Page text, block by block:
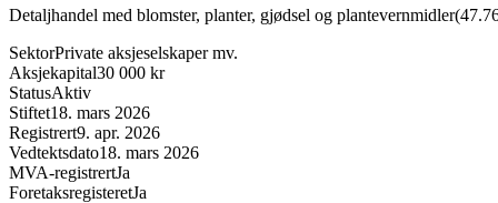
Detaljhandel med blomster, planter, gjødsel og plantevernmidler(
SektorPrivate aksjeselskaper mv.
Aksjekapital30 000 kr
StatusAktiv
Stiftet18. mars 2026
Registrert9. apr. 2026
Vedtektsdato18. mars 2026
MVA-registrertJa
ForetaksregisteretJa